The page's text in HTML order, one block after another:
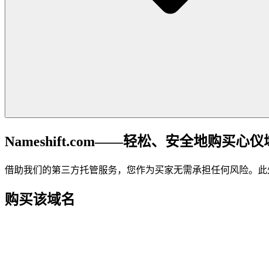
Nameshift.com——轻松、安全地购买心仪
借助我们的第三方托管服务，您作为买家无需承担任何风险。
购买该域名